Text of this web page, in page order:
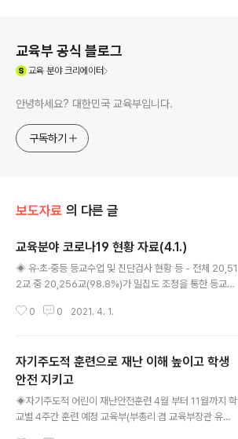
교육부 공식 블로그
교육분야 크리에이터
안녕하세요? 대한민국 교육부입니다.
구독하기
보도자료 의 다른 글
교육분야 코로나19 현황 자료(4.1.)
◈ 유·초·중등 등교수업 및 진단검사 현황 등 - 전체 20,51
2교 중 20,256교(98.8%)가 밀집도 조정을 통한 등교수
등교수업 실시 - 3.25.∼3.31.간 일 평균 학생 39.6명, 교
1. 유·초·중등 등교수업 및 진단검사 현황 등 등교수업 학교
현황 학교 현황(4.1. 10시 기준) 구 분 학교 수 (잠정) 등교
수업 학교 (밀집도 조정 등) 등교 조정 (전학년 원격수업)
재량휴업 등 유치원 8,446 8,361 29 56 초등학교 6,14
1 6,038 37 66 중학교 3,242 3,21..
0 0 2021. 4. 1.
자기주도적 훈련으로 재난 이해 높이고 학생
안전 지키고
◈자기주도적 어린이 재난안전훈련 4월 부터 11월까지 학
교별 4주간 훈련 예정 교육부(부총리 겸 교육부장관 유은